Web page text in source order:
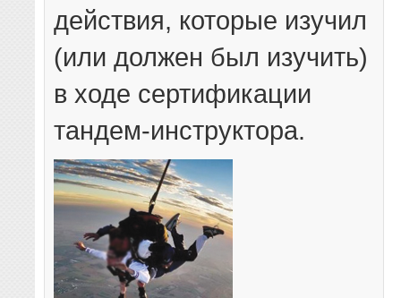
действия, которые изучил
(или должен был изучить)
в ходе сертификации
тандем-инструктора.